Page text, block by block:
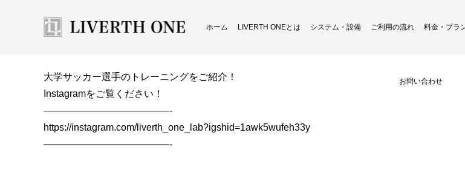
ホーム LIVERTH ONEとは システム・設備 ご利用の流れ 料金・プラ
お問い合わせ
大学サッカー選手のトレーニングをご紹介！
Instagramをご覧ください！
—————————————-
https://instagram.com/liverth_one_lab?igshid=1awk5wufeh33y
—————————————-